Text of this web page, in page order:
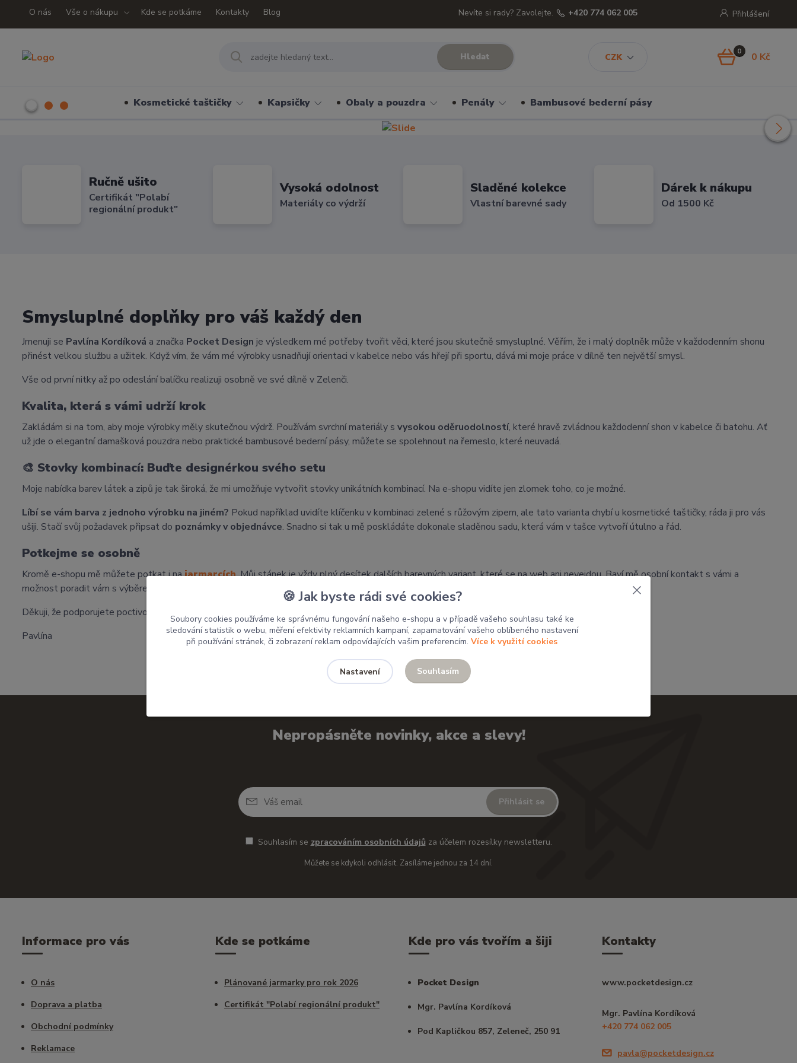
O nás Vše o nákupu Kde se potkáme Kontakty Blog Nevíte si rady? Zavolejte. +420 774 062 005 Přihlášení
Hledat CZK
0 0 Kč
Kosmetické taštičky Kapsičky Obaly a pouzdra Penály Bambusové bederní pásy
Ručně ušito
Certifikát "Polabí
regionální produkt"
Vysoká odolnost
Materiály co výdrží
Sladěné kolekce
Vlastní barevné sady
Dárek k nákupu
Od 1500 Kč
Smysluplné doplňky pro váš každý den
Jmenuji se Pavlína Kordíková a značka Pocket Design je výsledkem mé potřeby tvořit věci, které jsou skutečně smysluplné. Věřím, že i malý doplněk může v každodenním shonu
přinést velkou službu a užitek. Když vím, že vám mé výrobky usnadňují orientaci v kabelce nebo vás hřejí při sportu, dává mi moje práce v dílně ten největší smysl.
Vše od první nitky až po odeslání balíčku realizuji osobně ve své dílně v Zelenči.
Kvalita, která s vámi udrží krok
Zakládám si na tom, aby moje výrobky měly skutečnou výdrž. Používám svrchní materiály s vysokou oděruodolností, které hravě zvládnou každodenní shon v kabelce či batohu. Ať
už jde o elegantní damašková pouzdra nebo praktické bambusové bederní pásy, můžete se spolehnout na řemeslo, které neuvadá.
🎨 Stovky kombinací: Buďte designérkou svého setu
Moje nabídka barev látek a zipů je tak široká, že mi umožňuje vytvořit stovky unikátních kombinací. Na e-shopu vidíte jen zlomek toho, co je možné.
Líbí se vám barva z jednoho výrobku na jiném? Pokud například uvidíte klíčenku v kombinaci zelené s růžovým zipem, ale tato varianta chybí u kosmetické taštičky, ráda ji pro vás
ušiji. Stačí svůj požadavek připsat do poznámky v objednávce. Snadno si tak u mě poskládáte dokonale sladěnou sadu, která vám v tašce vytvoří útulno a řád.
Potkejme se osobně
Kromě e-shopu mě můžete potkat i najarmarcích. Můj stánek je vždy plný desítek dalších barevných variant, které se na web ani nevejdou. Baví mě osobní kontakt s vámi a
možnost poradit vám s výběrem přímo na místě.
Děkuji, že podporujete poctivou českou tvorbu a dáváte mým výrobkům domov.
Pavlína
Nepropásněte novinky, akce a slevy!
Přihlásit se
Souhlasím se zpracováním osobních údajů za účelem rozesílky newsletteru.
Můžete se kdykoli odhlásit. Zasíláme jednou za 14 dní.
Informace pro vás
O nás
Doprava a platba
Obchodní podmínky
Reklamace
Kde se potkáme
Plánované jarmarky pro rok 2026
Certifikát "Polabí regionální produkt"
Kde pro vás tvořím a šiji
Pocket Design
Mgr. Pavlína Kordíková
Pod Kapličkou 857, Zeleneč, 250 91
Kontakty
www.pocketdesign.cz
Mgr. Pavlína Kordíková
+420 774 062 005
pavla@pocketdesign.cz
🍪 Jak byste rádi své cookies?
Soubory cookies používáme ke správnému fungování našeho e-shopu a v případě vašeho souhlasu také ke
sledování statistik o webu, měření efektivity reklamních kampaní, zapamatování vašeho oblíbeného nastavení
při používání stránek, či zobrazení reklam odpovídajících vašim preferencím. Více k využití cookies
Nastavení Souhlasím